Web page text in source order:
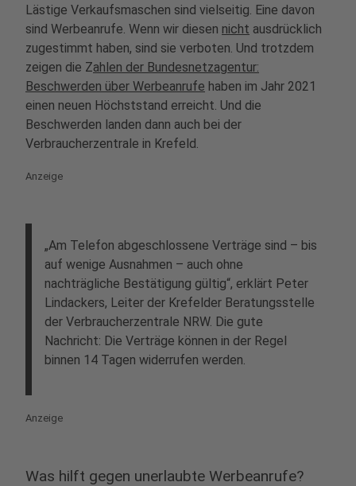
Lästige Verkaufsmaschen sind vielseitig. Eine davon
sind Werbeanrufe. Wenn wir diesen nicht ausdrücklich
zugestimmt haben, sind sie verboten. Und trotzdem
zeigen die Zahlen der Bundesnetzagentur:
Beschwerden über Werbeanrufe haben im Jahr 2021
einen neuen Höchststand erreicht. Und die
Beschwerden landen dann auch bei der
Verbraucherzentrale in Krefeld.
Anzeige
„Am Telefon abgeschlossene Verträge sind – bis
auf wenige Ausnahmen – auch ohne
nachträgliche Bestätigung gültig“, erklärt Peter
Lindackers, Leiter der Krefelder Beratungsstelle
der Verbraucherzentrale NRW. Die gute
Nachricht: Die Verträge können in der Regel
binnen 14 Tagen widerrufen werden.
Anzeige
Was hilft gegen unerlaubte Werbeanrufe?